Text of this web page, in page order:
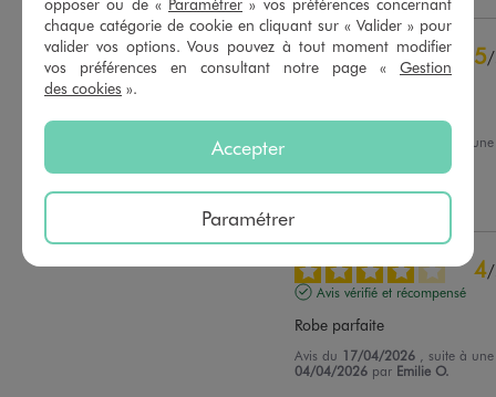
5/
Avis vérifié et récompensé
, suite à
Utile(0) Signaler
4/
Avis vérifié et récompensé
Robe parfaite
Avis du 17/04/2026 , suite à
04/04/2026 par Emilie O.
chaque catégorie de cookie en cliquant sur « Valider » pour
valider vos options. Vous pouvez à tout moment modifier
vos préférences en consultant notre page « Gestion
des cookies ».
Accepter
Paramétrer